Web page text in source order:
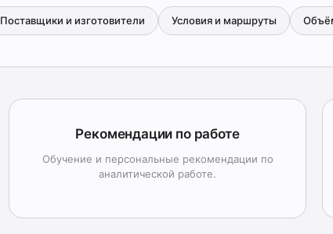
Поставщики и изготовители Условия и маршруты
Рекомендации по работе
Обучение и персональные рекомендации по
аналитической работе.